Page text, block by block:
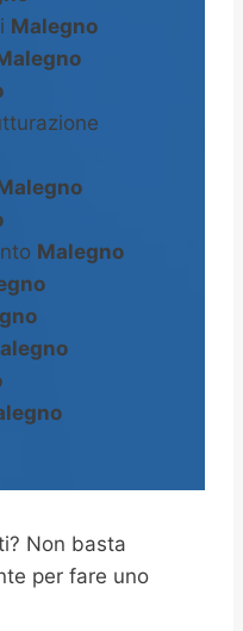
Malegno
Malegno
Non basta
per fare uno